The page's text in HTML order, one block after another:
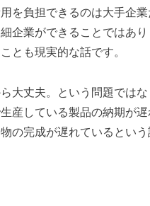
を負担できるのは大手企
企業ができることではあり
とも現実的な話です。
大丈夫。という問題ではな
産している製品の納期が
の完成が遅れているという